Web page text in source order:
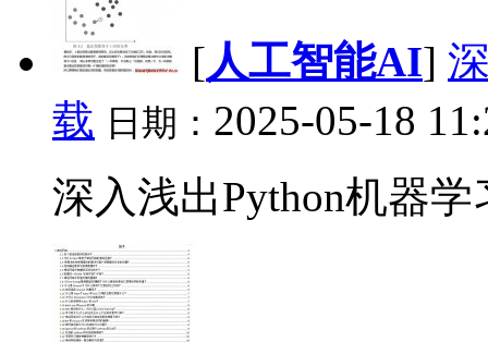
[人工智能AI]
载 日期： 2025-05-18
深入浅出Python机器学